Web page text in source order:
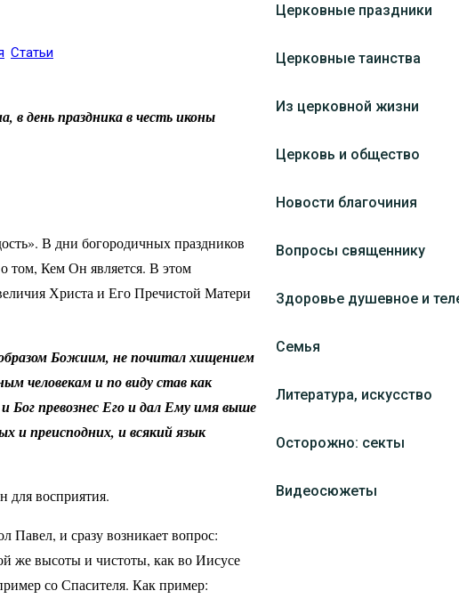
Статьи
в день праздника в честь иконы
В дни богородичных праздников
том, Кем Он является. В этом
Христа и Его Пречистой Матери
Божиим, не почитал хищением
человекам и по виду став как
превознес Его и дал Ему имя выше
и преисподних, и всякий язык
для восприятия.
Павел, и сразу возникает вопрос:
же высоты и чистоты, как во Иисусе
со Спасителя. Как пример:
Церковные праздники
Церковные таинства
Из церковной жизни
Церковь и общество
Новости благочиния
Вопросы священнику
Здоровье душевное и
Семья
Литература, искуcство
Осторожно: секты
Видеосюжеты